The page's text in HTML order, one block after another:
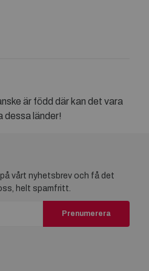
är född där kan det vara
dessa länder!
vårt nyhetsbrev och få det
helt spamfritt.
Prenumerera